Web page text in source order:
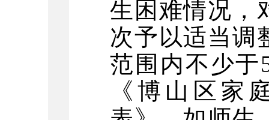
生困难情况，
次予以适当调
范围内不少于
《博山区家